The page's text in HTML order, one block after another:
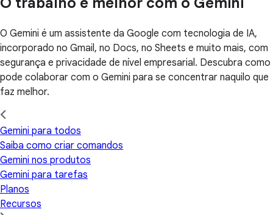
O Gemini é um assistente da Google com tecnologia de IA,
incorporado no Gmail, no Docs, no Sheets e muito mais, com
segurança e privacidade de nível empresarial. Descubra como
pode colaborar com o Gemini para se concentrar naquilo que
faz melhor.
Gemini para todos
Saiba como criar comandos
Gemini nos produtos
Gemini para tarefas
Planos
Recursos